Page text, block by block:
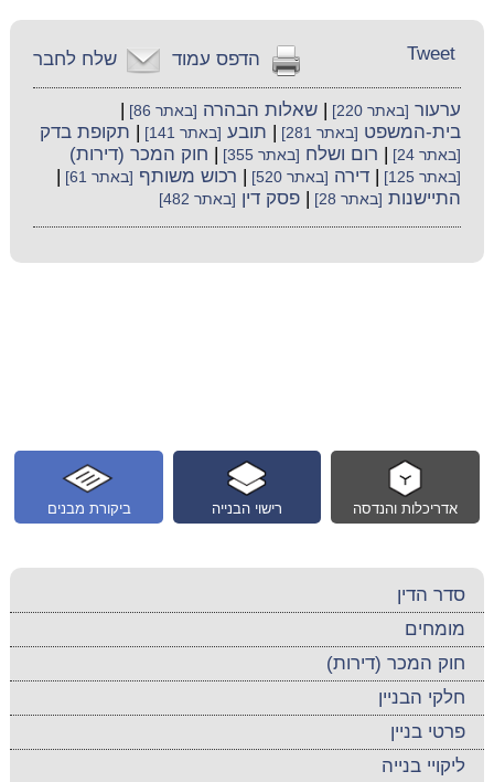
שלח לחבר הדפס עמוד Tweet
ערעור [באתר 220] |שאלות הבהרה [באתר 86]
בית-המשפט [באתר 281] תובע [באתר 141] תקופת בדק
[באתר 24] רום ושלח [באתר 355] חוק המכר (דירות)
[באתר 125] |דירה [באתר 520] רכוש משותף [באתר 61]
התיישנות [באתר 28] |פסק דין [באתר 482]
ביקורת מבנים רישוי הבנייה אדריכלות והנדסה
סדר הדין
מומחים
חוק המכר (דירות)
חלקי הבניין
פרטי בניין
ליקויי בנייה